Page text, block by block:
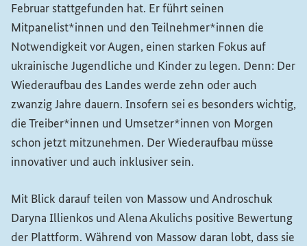
Februar stattgefunden hat. Er führt seinen
Mitpanelist*innen und den Teilnehmer*innen die
Notwendigkeit vor Augen, einen starken Fokus auf
ukrainische Jugendliche und Kinder zu legen. Denn: Der
Wiederaufbau des Landes werde zehn oder auch
zwanzig Jahre dauern. Insofern sei es besonders wichtig,
die Treiber*innen und Umsetzer*innen von Morgen
schon jetzt mitzunehmen. Der Wiederaufbau müsse
innovativer und auch inklusiver sein.
Mit Blick darauf teilen von Massow und Androschuk
Daryna Illienkos und Alena Akulichs positive Bewertung
der Plattform. Während von Massow daran lobt, dass sie